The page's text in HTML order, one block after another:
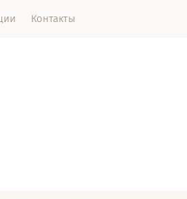
Контакты